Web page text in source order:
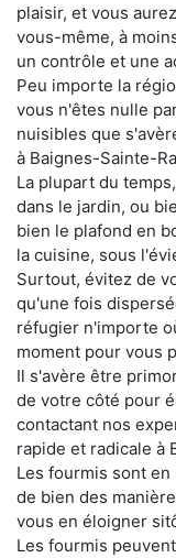
plaisir, et vous
vous-même, à
un contrôle et une
Peu importe la
vous n'êtes nulle
nuisibles que
à Baignes-Sainte-
La plupart du
dans le jardin, ou
bien le plafond en
la cuisine, sous
Surtout, évitez de
qu'une fois
réfugier n'importe
moment pour vous
Il s'avère être
de votre côté pour
contactant nos
rapide et radicale à
Les fourmis sont
de bien des
vous en éloigner
Les fourmis